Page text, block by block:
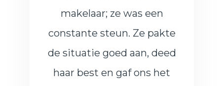
makelaar; ze was een
constante steun. Ze pakte
de situatie goed aan, deed
haar best en gaf ons het